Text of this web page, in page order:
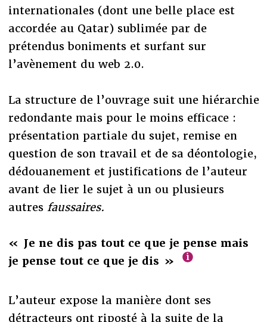
internationales (dont une belle place est
accordée au Qatar) sublimée par de
prétendus boniments et surfant sur
l’avènement du web 2.0.
La structure de l’ouvrage suit une hiérarchie
redondante mais pour le moins efficace :
présentation partiale du sujet, remise en
question de son travail et de sa déontologie,
dédouanement et justifications de l’auteur
avant de lier le sujet à un ou plusieurs
autres faussaires.
« Je ne dis pas tout ce que je pense mais
je pense tout ce que je dis »
L’auteur expose la manière dont ses
détracteurs ont riposté à la suite de la